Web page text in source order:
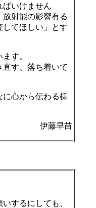
ばいけません
射能の影響有る
てほしい」とす
す。
す、落ち着いて
心から伝わる様
伊藤早苗
するにしても、